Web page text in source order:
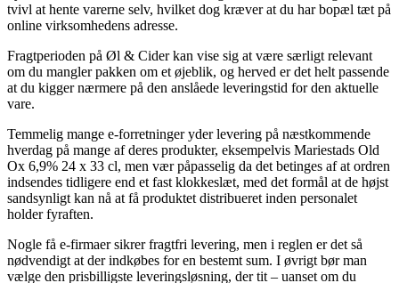
tvivl at hente varerne selv, hvilket dog kræver at du har bopæl tæt på
online virksomhedens adresse.
Fragtperioden på Øl & Cider kan vise sig at være særligt relevant
om du mangler pakken om et øjeblik, og herved er det helt passende
at du kigger nærmere på den anslåede leveringstid for den aktuelle
vare.
Temmelig mange e-forretninger yder levering på næstkommende
hverdag på mange af deres produkter, eksempelvis Mariestads Old
Ox 6,9% 24 x 33 cl, men vær påpasselig da det betinges af at ordren
indsendes tidligere end et fast klokkeslæt, med det formål at de højst
sandsynligt kan nå at få produktet distribueret inden personalet
holder fyraften.
Nogle få e-firmaer sikrer fragtfri levering, men i reglen er det så
nødvendigt at der indkøbes for en bestemt sum. I øvrigt bør man
vælge den prisbilligste leveringsløsning, der tit – uanset om du